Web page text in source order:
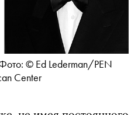
© Ed Lederman/PEN
Center